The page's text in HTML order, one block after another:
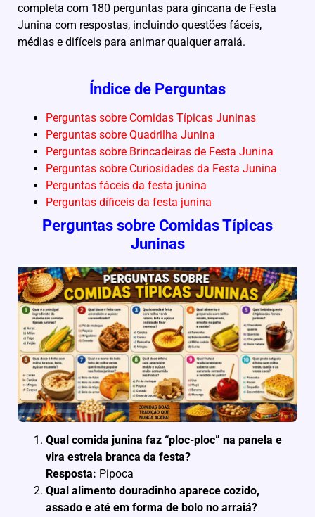
completa com 180 perguntas para gincana de Festa
Junina com respostas, incluindo questões fáceis,
médias e difíceis para animar qualquer arraiá.
Índice de Perguntas
Perguntas sobre Comidas Típicas Juninas
Perguntas sobre Quadrilha Junina
Perguntas sobre Brincadeiras de Festa Junina
Perguntas sobre Curiosidades da Festa Junina
Perguntas fáceis da festa junina
Perguntas díficeis da festa junina
Perguntas sobre Comidas Típicas
Juninas
Qual comida junina faz “ploc-ploc” na panela e
vira estrela branca da festa?
Resposta: Pipoca
Qual alimento douradinho aparece cozido,
assado e até em forma de bolo no arraiá?